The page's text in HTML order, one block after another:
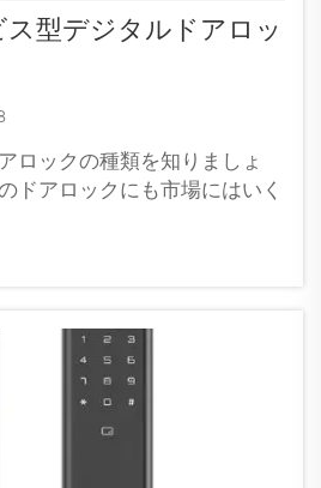
型デジタルドアロッ
ックの種類を知りましょ
アロックにも市場にはいく
があることを mentioning
機能が少なくセキュリティ
たものもあれば、より機能